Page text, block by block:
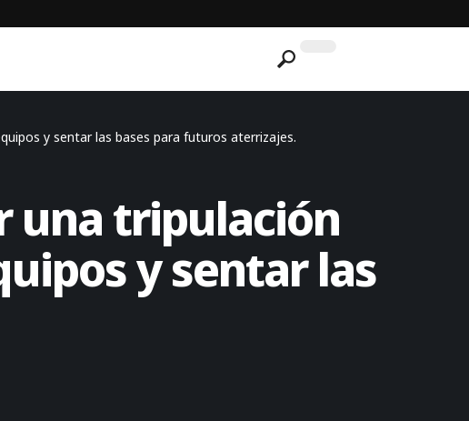
y sentar las bases para futuros aterrizajes.
una tripulación
y sentar las